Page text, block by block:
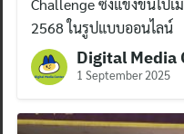
2568 ในรูปแบบออนไลน์
Digital Media
1 September 2025